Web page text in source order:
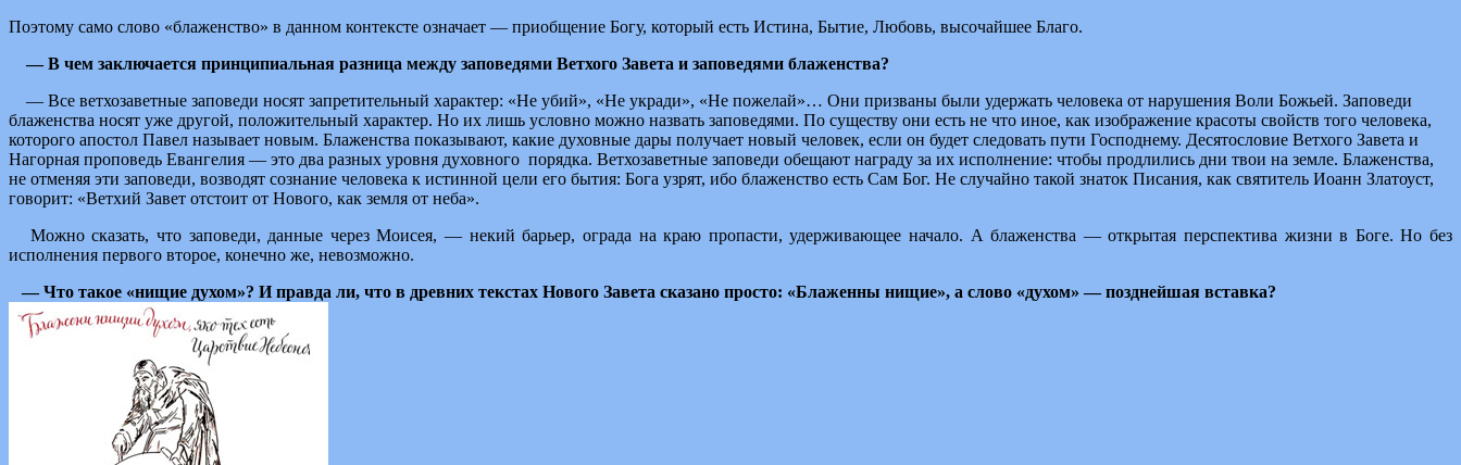
Поэтому само слово «блаженство» в данном контексте означает — приобщение Богу, который есть Истина, Бытие, Любовь, высочайшее Благо.
— В чем заключается принципиальная разница между заповедями Ветхого Завета и заповедями блаженства?
— Все ветхозаветные заповеди носят запретительный характер: «Не убий», «Не укради», «Не пожелай»… Они призваны были удержать человека от нарушения Воли Божьей. Заповеди
блаженства носят уже другой, положительный характер. Но их лишь условно можно назвать заповедями. По существу они есть не что иное, как изображение красоты свойств того человека,
которого апостол Павел называет новым. Блаженства показывают, какие духовные дары получает новый человек, если он будет следовать пути Господнему. Десятословие Ветхого Завета и
Нагорная проповедь Евангелия — это два разных уровня духовного порядка. Ветхозаветные заповеди обещают награду за их исполнение: чтобы продлились дни твои на земле. Блаженства,
не отменяя эти заповеди, возводят сознание человека к истинной цели его бытия: Бога узрят, ибо блаженство есть Сам Бог. Не случайно такой знаток Писания, как святитель Иоанн Златоуст,
говорит: «Ветхий Завет отстоит от Нового, как земля от неба».
Можно сказать, что заповеди, данные через Моисея, — некий барьер, ограда на краю пропасти, удерживающее начало. А блаженства — открытая перспектива жизни в Боге. Но без
исполнения первого второе, конечно же, невозможно.
— Что такое «нищие духом»? И правда ли, что в древних текстах Нового Завета сказано просто: «Блаженны нищие», а слово «духом» — позднейшая вставка?